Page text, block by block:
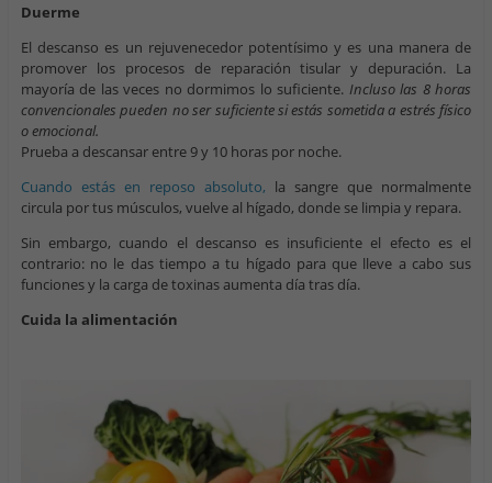
Duerme
El descanso es un rejuvenecedor potentísimo y es una manera de
promover los procesos de reparación tisular y depuración. La
mayoría de las veces no dormimos lo suficiente. Incluso las 8 horas
convencionales pueden no ser suficiente si estás sometida a estrés físico
o emocional.
Prueba a descansar entre 9 y 10 horas por noche.
Cuando estás en reposo absoluto, la sangre que normalmente
circula por tus músculos, vuelve al hígado, donde se limpia y repara.
Sin embargo, cuando el descanso es insuficiente el efecto es el
contrario: no le das tiempo a tu hígado para que lleve a cabo sus
funciones y la carga de toxinas aumenta día tras día.
Cuida la alimentación